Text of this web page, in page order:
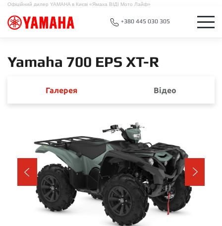
Офіційний дилер YAMAHA в Києві «Ямаха ВІДІ Мото Лайф»
+380 445 030 305
Yamaha 700 EPS XT-R
Галерея Відео